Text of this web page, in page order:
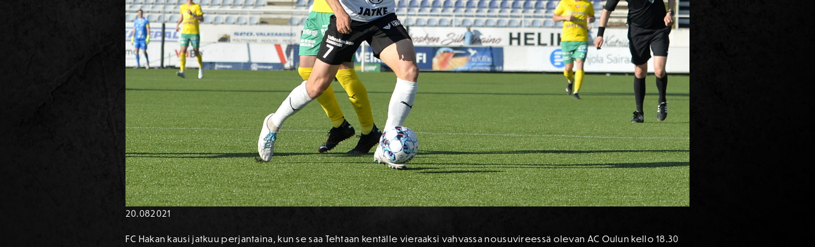
20.082021
FC Hakan kausi jatkuu perjantaina, kun se saa Tehtaan kentälle vieraaksi vahvassa nousuvireessä olevan AC Oulun kello 18.30